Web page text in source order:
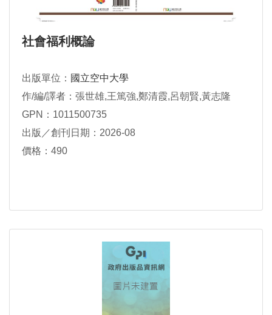
社會福利概論
出版單位： 國立空中大學
作/編/譯者：張世雄,王篤強,鄭清霞,呂朝賢,黃志隆
GPN：1011500735
出版／創刊日期：2026-08
價格：490